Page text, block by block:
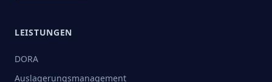
LEISTUNGEN
DORA
Auslagerungsmanagement